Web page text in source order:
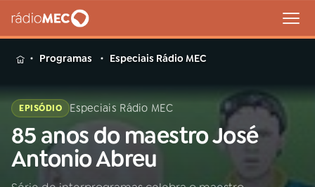
MENU
Buscar
na
Rádio
MEC
Buscar
Programas Especiais Rádio MEC
EPISÓDIO Especiais Rádio MEC
85 anos do maestro José
Antonio Abreu